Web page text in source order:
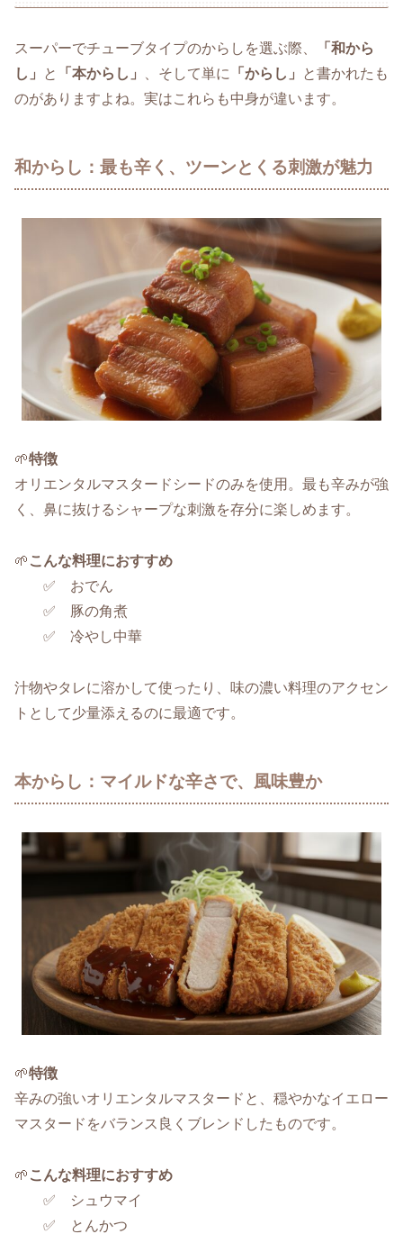
スーパーでチューブタイプのからしを選ぶ際、
「和から
し」
と 「本からし」 、そして単に 「からし」
と書かれたも
のがありますよね。実はこれらも中身が違います。
和からし：最も辛く、ツーンとくる刺激が魅力
🌱特徴
オリエンタルマスタードシードのみを使用。最も辛みが強
く、鼻に抜けるシャープな刺激を存分に楽しめます。
🌱 こんな料理におすすめ
✅ おでん
✅ 豚の角煮
✅ 冷やし中華
汁物やタレに溶かして使ったり、味の濃い料理のアクセン
トとして少量添えるのに最適です。
本からし：マイルドな辛さで、風味豊か
🌱特徴
辛みの強いオリエンタルマスタードと、穏やかなイエロー
マスタードをバランス良くブレンドしたものです。
🌱 こんな料理におすすめ
✅ シュウマイ
✅ とんかつ